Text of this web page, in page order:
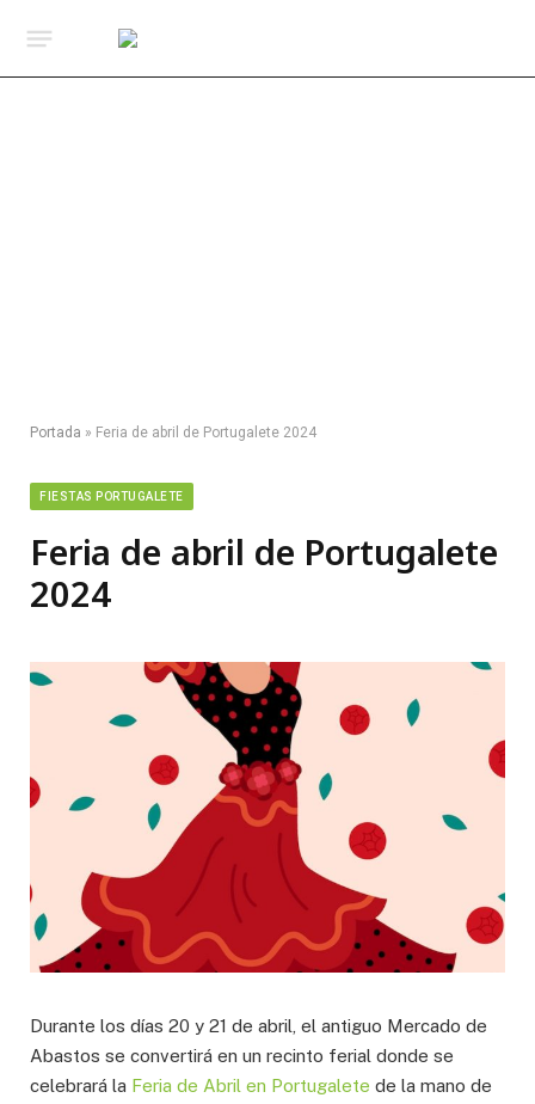
Portada » Feria de abril de Portugalete 2024
FIESTAS PORTUGALETE
Feria de abril de Portugalete
2024
Durante los días 20 y 21 de abril, el antiguo Mercado de
Abastos se convertirá en un recinto ferial donde se
celebrará la Feria de Abril en Portugalete de la mano de